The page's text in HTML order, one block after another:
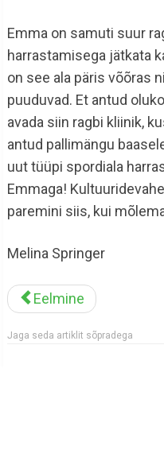
Emma on samuti suur
harrastamisega jätkata
on see ala päris võõras
puuduvad. Et antud
avada siin ragbi kliinik,
antud pallimängu
uut tüüpi spordiala
Emmaga!
paremini siis, kui
Melina Springer
Eelmine
Jaga seda artiklit sõpradega